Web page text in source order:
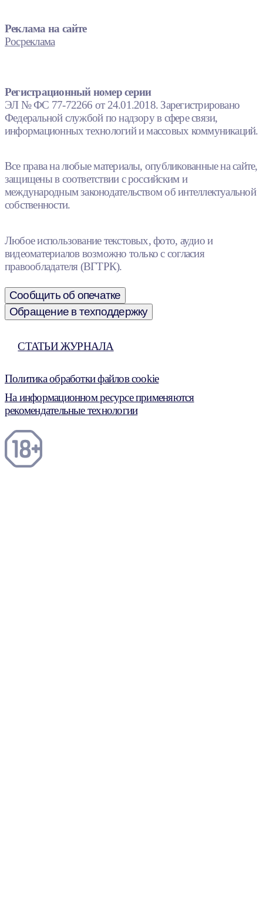
Реклама на сайте
Росреклама
Регистрационный номер серии
ЭЛ № ФС 77-72266 от 24.01.2018. Зарегистрировано
Федеральной службой по надзору в сфере связи,
информационных технологий и массовых коммуникаций.
Все права на любые материалы, опубликованные на сайте,
защищены в соответствии с российским и
международным законодательством об интеллектуальной
собственности.
Любое использование текстовых, фото, аудио и
видеоматериалов возможно только с согласия
правообладателя (ВГТРК).
Сообщить об опечатке
Обращение в техподдержку
СТАТЬИ ЖУРНАЛА
Политика обработки файлов cookie
На информационном ресурсе применяются
рекомендательные технологии